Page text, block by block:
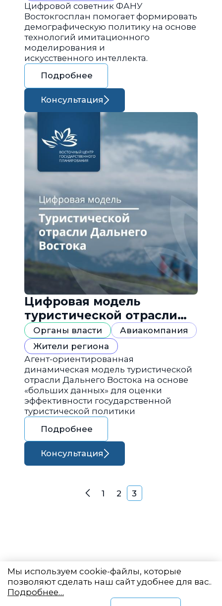
Цифровой советник ФАНУ
Востокгосплан помогает формировать
демографическую политику на основе
технологий имитационного
моделирования и
искусственного интеллекта.
Подробнее
Консультация
Цифровая модель
туристической отрасли
Дальнего Востока
Органы власти
Авиакомпания
Жители региона
Агент-ориентированная
динамическая модель туристической
отрасли Дальнего Востока на основе
«больших данных» для оценки
эффективности государственной
туристической политики
Подробнее
Консультация
Навигация по
Назад
1 2 3
Мы используем cookie-файлы, которые
позволяют сделать наш сайт удобнее для вас..
Подробнее…